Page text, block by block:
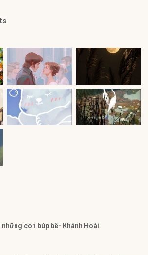
những con búp bê- Khánh Hoài